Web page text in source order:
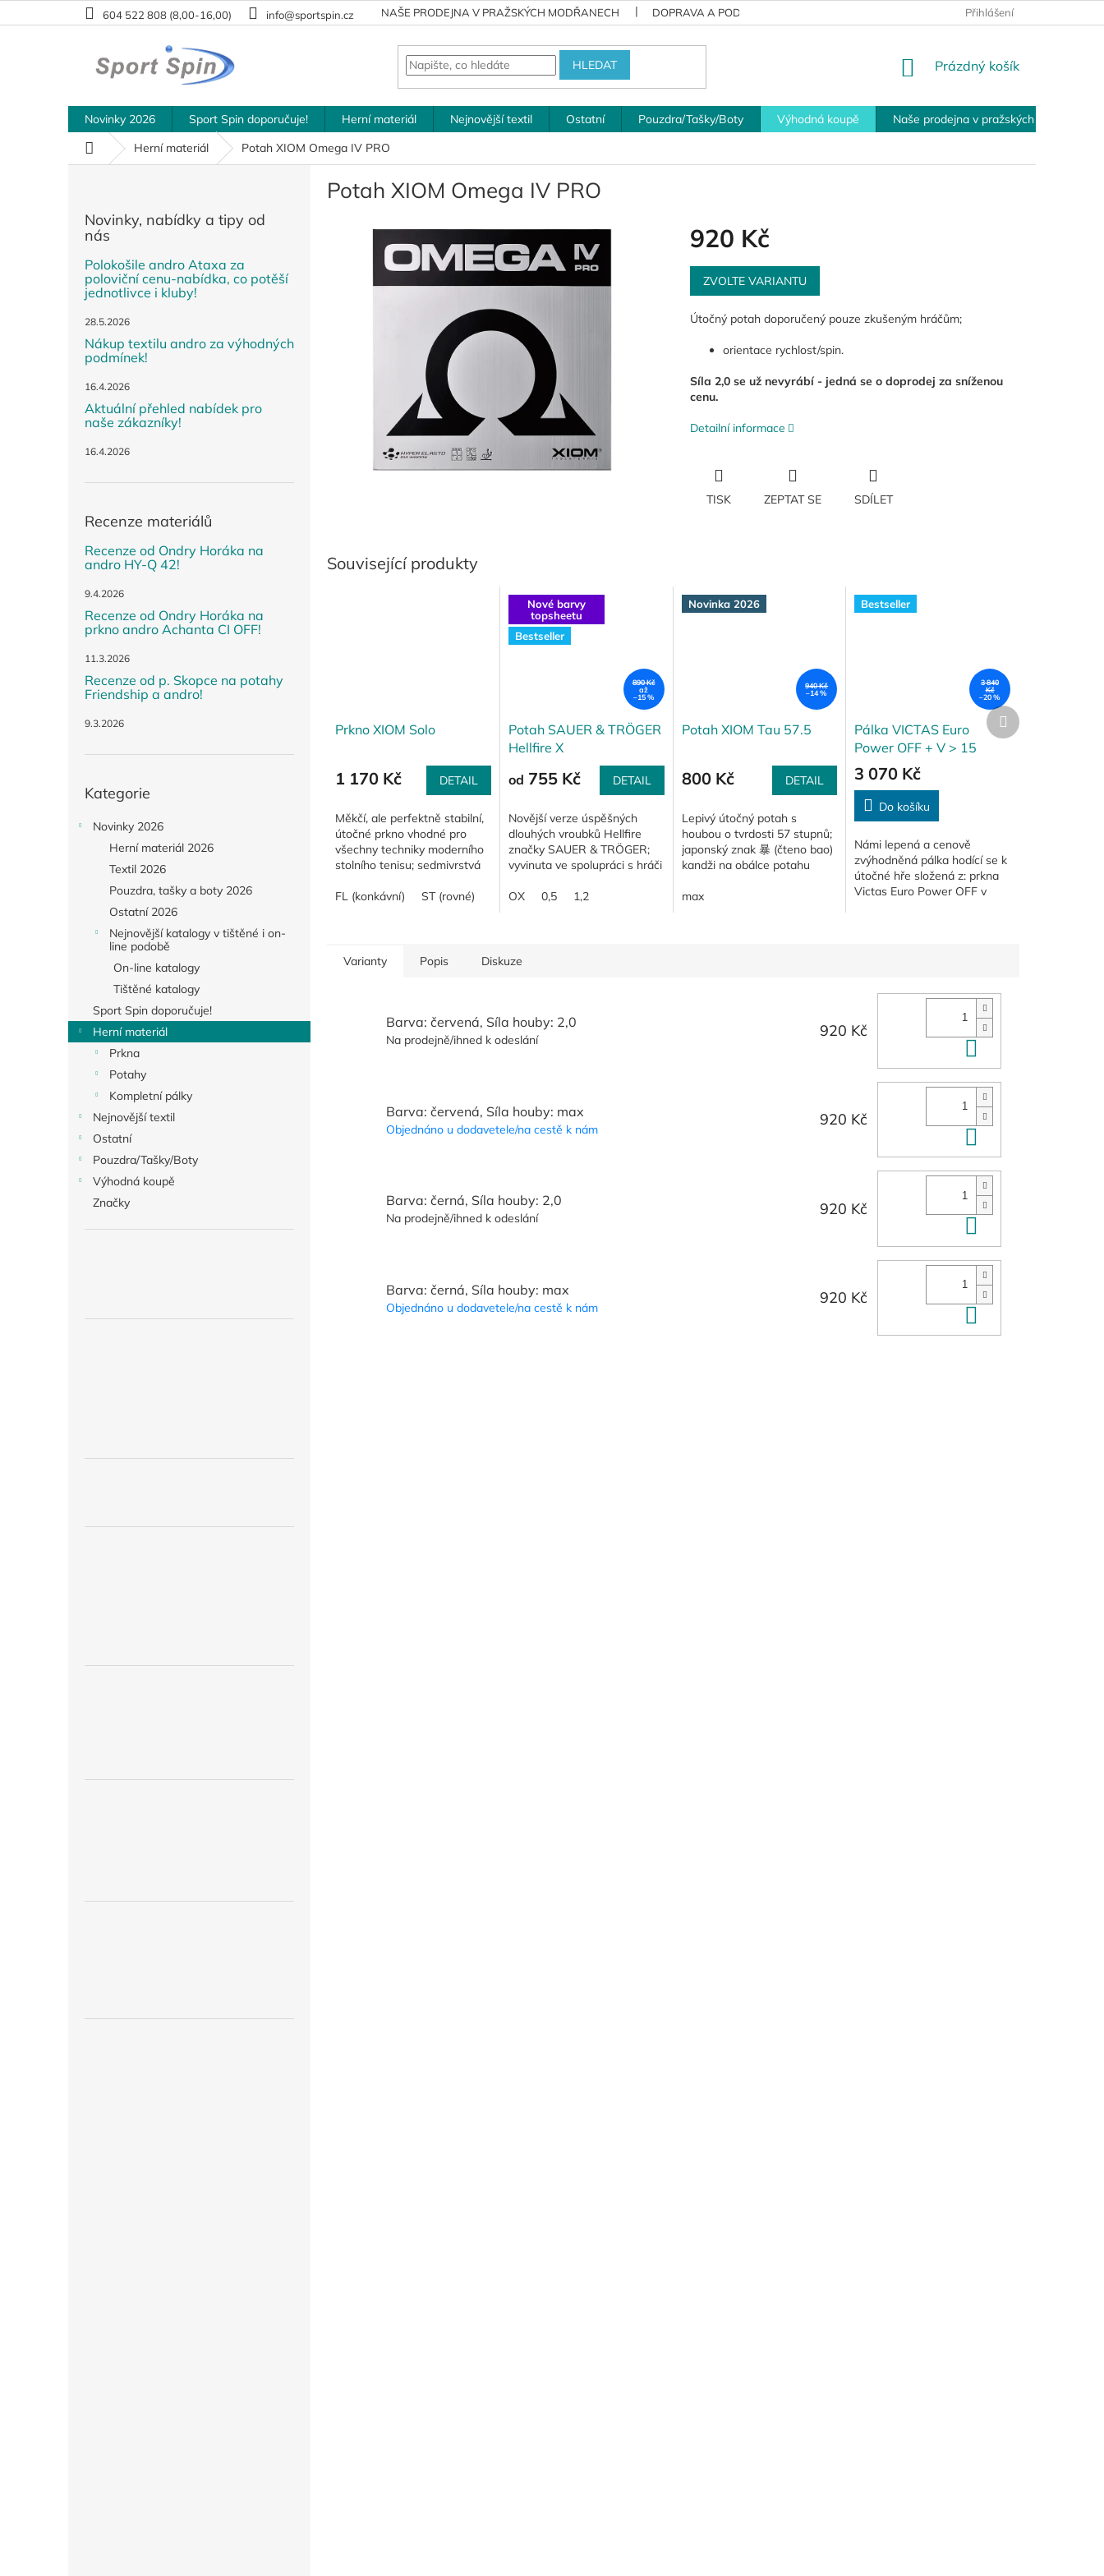
na
604 522 808 (8,00-16,00) info@sportspin.cz NAŠE PRODEJNA V PRAŽSKÝCH MODŘANECH DOPRAVA A PODMÍNKY PRO VRÁCENÍ ZBOŽÍ PLATEBNÍ MOŽNOSTI
Přihlášení
HLEDAT
NÁKUPNÍ
Prázdný košík
Novinky 2026 Sport Spin doporučuje! Herní materiál Nejnovější textil Ostatní Pouzdra/Tašky/Boty Výhodná koupě
Naše prodejna v pražských Modřanech
Domů
Herní materiál Potah XIOM Omega IV PRO
Novinky, nabídky a tipy od
nás
Polokošile andro Ataxa za
poloviční cenu-nabídka, co potěší
jednotlivce i kluby!
28.5.2026
Nákup textilu andro za výhodných
podmínek!
16.4.2026
Aktuální přehled nabídek pro
naše zákazníky!
16.4.2026
Recenze materiálů
Recenze od Ondry Horáka na
andro HY-Q 42!
9.4.2026
Recenze od Ondry Horáka na
prkno andro Achanta CI OFF!
11.3.2026
Recenze od p. Skopce na potahy
Friendship a andro!
9.3.2026
kategorie
Kategorie
Novinky 2026
Herní materiál 2026
Textil 2026
Pouzdra, tašky a boty 2026
Ostatní 2026
Nejnovější katalogy v tištěné i on-
line podobě
On-line katalogy
Tištěné katalogy
Sport Spin doporučuje!
Herní materiál
Prkna
Potahy
Kompletní pálky
Nejnovější textil
Ostatní
Pouzdra/Tašky/Boty
Výhodná koupě
Značky
Potah XIOM Omega IV PRO
920 Kč
Měrná
cena:
ZVOLTE VARIANTU
Útočný potah doporučený pouze zkušeným hráčům;
orientace rychlost/spin.
Síla 2,0 se už nevyrábí - jedná se o doprodej za sníženou
cenu.
Detailní informace
TISK ZEPTAT SE SDÍLET
Související produkty
Prkno XIOM Solo
1 170 Kč DETAIL
Měkčí, ale perfektně stabilní,
útočné prkno vhodné pro
všechny techniky moderního
stolního tenisu; sedmivrstvá
FL (konkávní)
ST (rovné)
Nové barvy
topsheetu
Bestseller
890 Kč
až
–15 %
Potah SAUER & TRÖGER
Hellfire X
od 755 Kč DETAIL
Novější verze úspěšných
dlouhých vroubků Hellfire
značky SAUER & TRÖGER;
vyvinuta ve spolupráci s hráči
pod vedením Sebastiana
OX 0,5 1,2
Novinka 2026
940 Kč
–14 %
Potah XIOM Tau 57.5
800 Kč DETAIL
Lepivý útočný potah s
houbou o tvrdosti 57 stupnů;
japonský znak 暴 (čteno bao)
kandži na obálce potahu
útok - není divu, tento potah
max
Bestseller
3 840
Kč
–20 %
Pálka VICTAS Euro
Power OFF + V > 15
Extra BLUE/Limber
3 070 Kč
Do košíku
Námi lepená a cenově
zvýhodněná pálka hodící se k
útočné hře složená z: prkna
Victas Euro Power OFF v
Další
produkt
Varianty Popis Diskuze
Barva: červená, Síla houby: 2,0
Na prodejně/ihned k odeslání
920 Kč
Barva: červená, Síla houby: max
Objednáno u dodavetele/na cestě k nám
920 Kč
Barva: černá, Síla houby: 2,0
Na prodejně/ihned k odeslání
920 Kč
Barva: černá, Síla houby: max
Objednáno u dodavetele/na cestě k nám
920 Kč